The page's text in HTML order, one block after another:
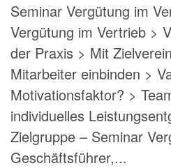
Seminar Vergütung im
Vergütung im Vertrieb >
der Praxis > Mit
Mitarbeiter einbinden >
Motivationsfaktor? >
individuelles
Zielgruppe – Seminar
Geschäftsführer,...